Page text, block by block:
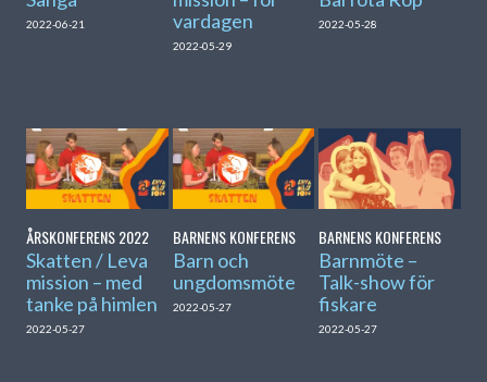
2022-06-21
vardagen
2022-05-29
2022-05-28
ÅRSKONFERENS 2022
Skatten / Leva
mission – med
tanke på himlen
2022-05-27
BARNENS KONFERENS
Barn och
ungdomsmöte
2022-05-27
BARNENS KONFERENS
Barnmöte –
Talk-show för
fiskare
2022-05-27